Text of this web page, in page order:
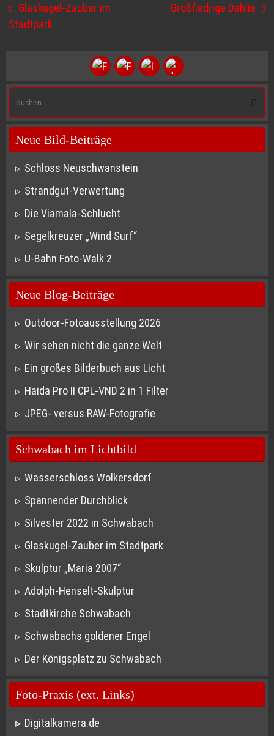
Glaskugel-Zauber im
Stadtpark
Großfiedrige Dahlie
Neue Bild-Beiträge
Schloss Neuschwanstein
Strandgut-Verwertung
Die Viamala-Schlucht
Segelkreuzer „Wind Surf“
U-Bahn Foto-Walk 2
Neue Blog-Beiträge
Outdoor-Fotoausstellung 2026
Wir sehen nicht die ganze Welt
Ein großes Bilderbuch aus Licht
Haida Pro II CPL-VND 2 in 1 Filter
JPEG- versus RAW-Fotografie
Schwabach im Lichtbild
Wasserschloss Wolkersdorf
Spannender Durchblick
Silvester 2022 in Schwabach
Glaskugel-Zauber im Stadtpark
Skulptur „Maria 2007“
Adolph-Henselt-Skulptur
Stadtkirche Schwabach
Schwabachs goldener Engel
Der Königsplatz zu Schwabach
Foto-Praxis (ext. Links)
Digitalkamera.de